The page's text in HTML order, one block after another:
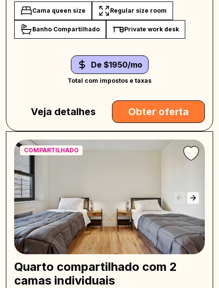
Cama queen size Regular size room
Banho Compartilhado Private work desk
De $1950/mo
Total com impostos e taxas
Veja detalhes Obter oferta
COMPARTILHADO
Quarto compartilhado com 2
camas individuais